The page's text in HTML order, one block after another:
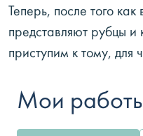
Теперь, после того
представляют рубцы и
приступим к тому, для
Мои